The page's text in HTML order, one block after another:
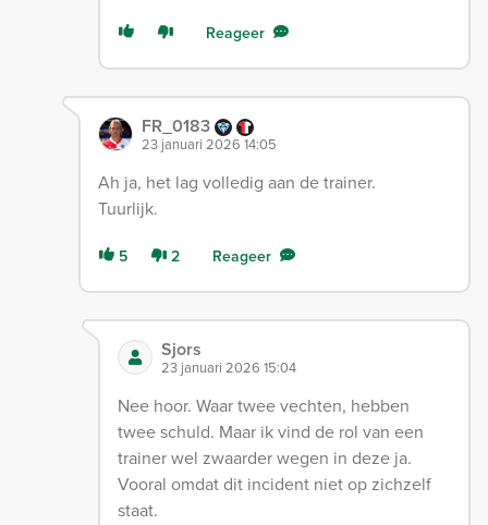
Reageer
FR_0183
23 januari 2026 14:05
Ah ja, het lag volledig aan de trainer.
Tuurlijk.
5 2 Reageer
Sjors
23 januari 2026 15:04
Nee hoor. Waar twee vechten, hebben
twee schuld. Maar ik vind de rol van een
trainer wel zwaarder wegen in deze ja.
Vooral omdat dit incident niet op zichzelf
staat.